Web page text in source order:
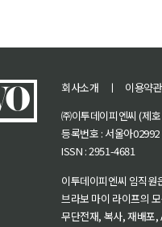
회사소개 ㅣ 이용약관
㈜이투데이피엔씨 (제
등록번호 : 서울아
ISSN : 2951-4681
이투데이피엔씨 임직원
브라보 마이 라이프의
무단전재, 복사, 재배포,